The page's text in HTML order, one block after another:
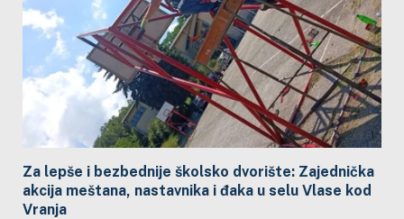
Za lepše i bezbednije školsko dvorište: Zajednička
akcija meštana, nastavnika i đaka u selu Vlase kod
Vranja